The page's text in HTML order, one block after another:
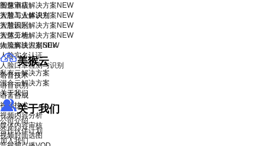
智慧酒店解决方案 NEW
智慧工业解决方案 NEW
智慧园区解决方案 NEW
智慧工地解决方案 NEW
物流解决方案NEW
美猴云
私有云解决方案
混合云解决方案
关于我们
关于我们
公司介绍
合作伙伴计划
加入我们
图像审核
人脸与人体识别
人脸识别
人体分析
人脸离线识别SDK
人脸实名认证
人脸口罩检测与识别
语音技术
语音识别
语音合成
视频技术
视频内容分析
媒体内容审核
视频封面选图